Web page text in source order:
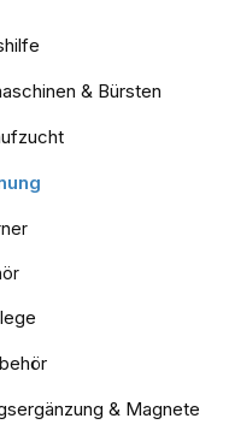
& Bürsten
& Magnete